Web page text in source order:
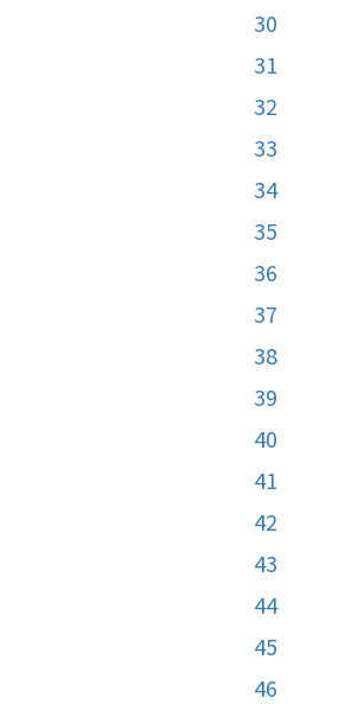
30
31
32
33
34
35
36
37
38
39
40
41
42
43
44
45
46